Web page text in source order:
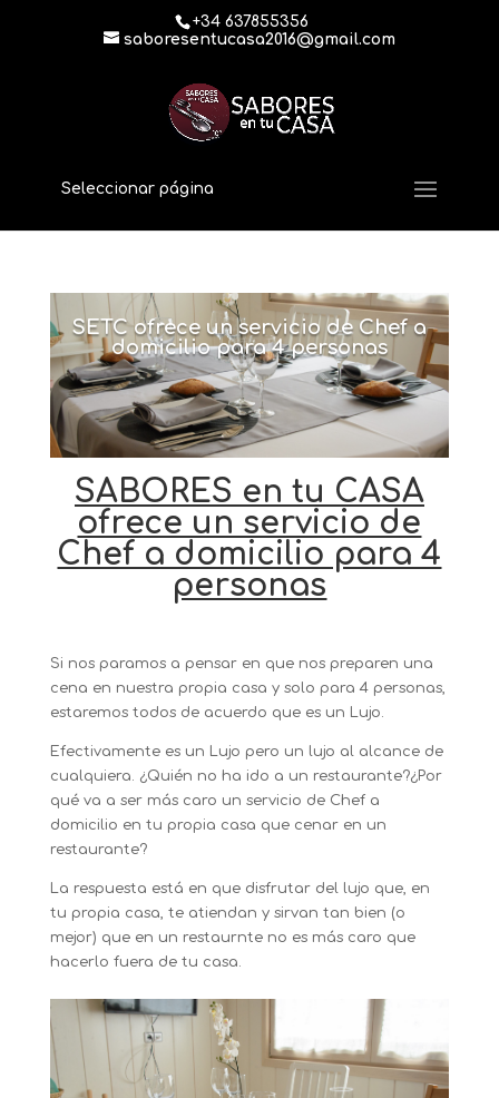
+34 637855356
saboresentucasa2016@gmail.com
Seleccionar página
SETC ofrece un servicio de Chef a
domicilio para 4 personas
SABORES en tu CASA
ofrece un servicio de
Chef a domicilio para 4
personas
Si nos paramos a pensar en que nos preparen una
cena en nuestra propia casa y solo para 4 personas,
estaremos todos de acuerdo que es un Lujo.
Efectivamente es un Lujo pero un lujo al alcance de
cualquiera. ¿Quién no ha ido a un restaurante?¿Por
qué va a ser más caro un servicio de Chef a
domicilio en tu propia casa que cenar en un
restaurante?
La respuesta está en que disfrutar del lujo que, en
tu propia casa, te atiendan y sirvan tan bien (o
mejor) que en un restaurnte no es más caro que
hacerlo fuera de tu casa.